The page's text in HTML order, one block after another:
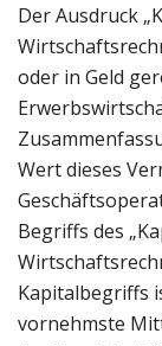
Der Ausdruck
oder in Geld
Wert dieses
Begriffs des
Kapitalbegriffs
vornehmste